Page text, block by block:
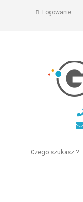
Logowanie